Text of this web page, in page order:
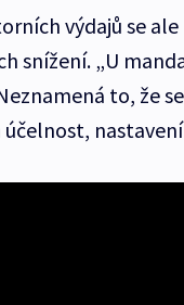
výdajů se
snížení. „U
to, že